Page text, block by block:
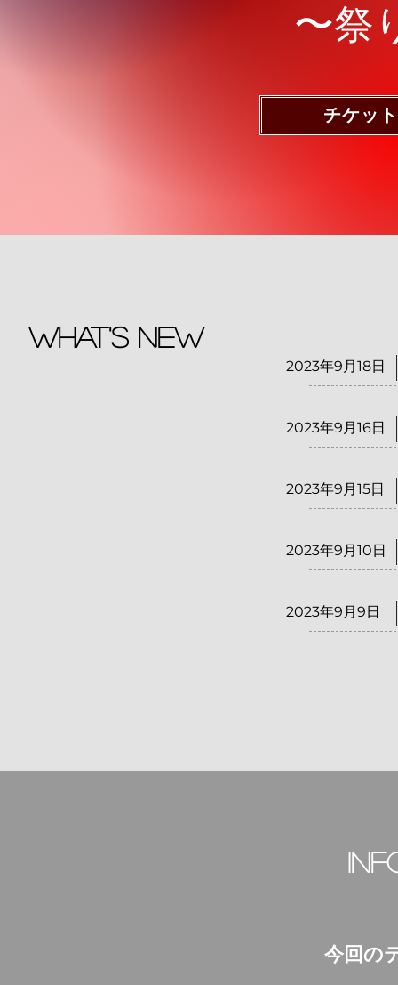
〜祭
チケッ
What's New
2023年9月18日
2023年9月16日
2023年9月15日
2023年9月10日
2023年9月9日
今回の